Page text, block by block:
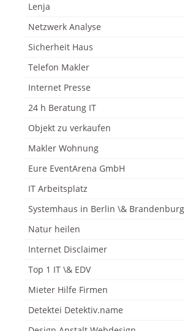
Lenja
Netzwerk Analyse
Sicherheit Haus
Telefon Makler
Internet Presse
24 h Beratung IT
Objekt zu verkaufen
Makler Wohnung
Eure EventArena GmbH
IT Arbeitsplatz
Systemhaus in Berlin \& Brandenburg
Natur heilen
Internet Disclaimer
Top 1 IT \& EDV
Mieter Hilfe Firmen
Detektei Detektiv.name